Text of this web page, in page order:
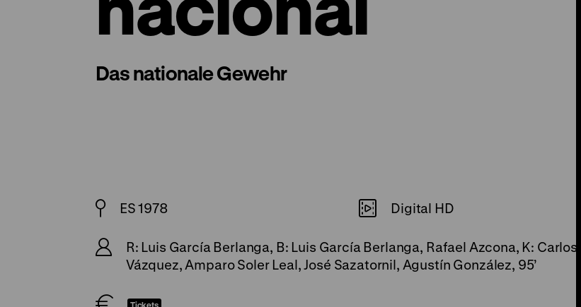
Das nationale Gewehr
ES 1978 Digital HD
R: Luis García Berlanga, B: Luis García Berlanga, Rafael Azcona, K: Carlos
Vázquez, Amparo Soler Leal, José Sazatornil, Agustín González, 95’
Tickets